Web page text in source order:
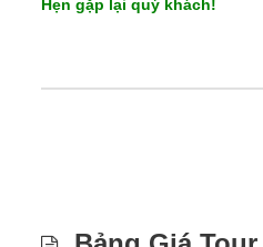
Hẹn gặp lại quý khách!